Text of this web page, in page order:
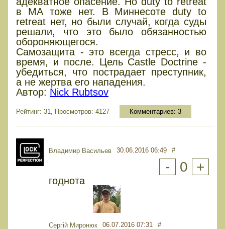
в МА тоже нет. В Миннесоте duty to
retreat нет, но были случай, когда суды
решали, что это было обязанностью
обороняющегося.
Самозащита - это всегда стресс, и во
время, и после. Цель Castle Doctrine -
убедиться, что пострадает преступник,
а не жертва его нападения.
Автор: Nick Rubtsov
Рейтинг: 31, Просмотров: 4127 Комментариев: 3
Владимир Васильев 30.06.2016 06:49 #
- 0 +
годнота
Сергій Миронюк 06.07.2016 07:31 #